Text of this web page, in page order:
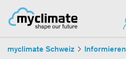
myclimate Schweiz Informieren